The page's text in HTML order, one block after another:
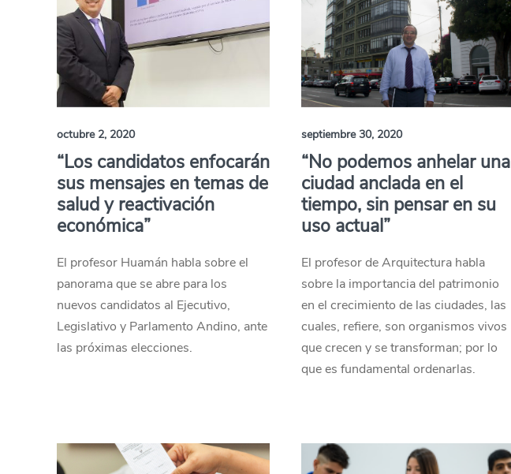
octubre 2, 2020
“Los candidatos enfocarán
sus mensajes en temas de
salud y reactivación
económica”
El profesor Huamán habla sobre el
panorama que se abre para los
nuevos candidatos al Ejecutivo,
Legislativo y Parlamento Andino, ante
las próximas elecciones.
septiembre 30, 2020
“No podemos anhelar una
ciudad anclada en el
tiempo, sin pensar en su
uso actual”
El profesor de Arquitectura habla
sobre la importancia del patrimonio
en el crecimiento de las ciudades, las
cuales, refiere, son organismos vivos
que crecen y se transforman; por lo
que es fundamental ordenarlas.